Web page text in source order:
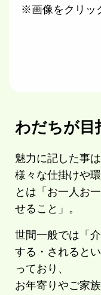
※画像をクリッ
わだちが目
魅力に記した事
様々な仕掛けや
とは「お一人お
せること」。
世間一般では「
する・されると
っており、
お年寄りやご家